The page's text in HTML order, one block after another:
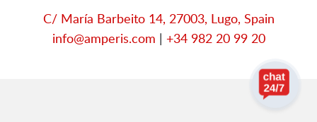
C/ María Barbeito 14, 27003, Lugo, Spain
info@amperis.com | +34 982 20 99 20